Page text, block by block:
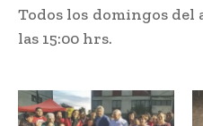
Todos los domingos del
las 15:00 hrs.